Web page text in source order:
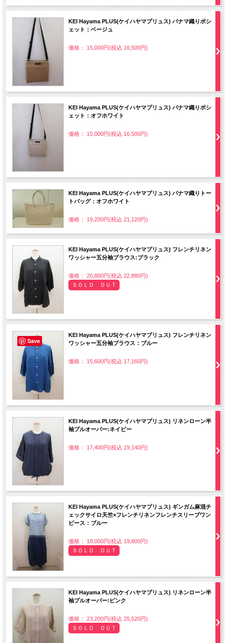
KEI Hayama PLUS(ケイハヤマプリュス) パナマ織りポシ
ェット：ベージュ
価格： 15,000円(税込 16,500円)
KEI Hayama PLUS(ケイハヤマプリュス) パナマ織りポシ
ェット：オフホワイト
価格： 15,000円(税込 16,500円)
KEI Hayama PLUS(ケイハヤマプリュス) パナマ織りトー
トバッグ：オフホワイト
価格： 19,200円(税込 21,120円)
KEI Hayama PLUS(ケイハヤマプリュス) フレンチリネン
ワッシャー五分袖ブラウス:ブラック
価格： 20,800円(税込 22,880円)
ＳＯＬＤ ＯＵＴ
KEI Hayama PLUS(ケイハヤマプリュス) フレンチリネン
ワッシャー五分袖ブラウス：ブルー
価格： 15,600円(税込 17,160円)
KEI Hayama PLUS(ケイハヤマプリュス) リネンローン半
袖プルオーバー:ネイビー
価格： 17,400円(税込 19,140円)
KEI Hayama PLUS(ケイハヤマプリュス) ギンガム麻混チ
ェックサイロ天竺×フレンチリネンフレンチスリーブワン
ピース：ブルー
価格： 18,000円(税込 19,800円)
ＳＯＬＤ ＯＵＴ
KEI Hayama PLUS(ケイハヤマプリュス) リネンローン半
袖プルオーバー:ピンク
価格： 23,200円(税込 25,520円)
ＳＯＬＤ ＯＵＴ
Save